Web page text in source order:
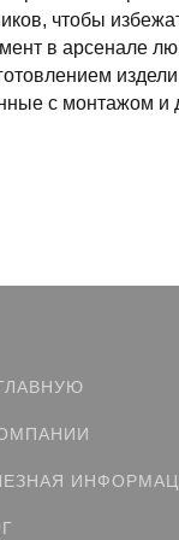
чтобы
в арсенале
с монтажом и